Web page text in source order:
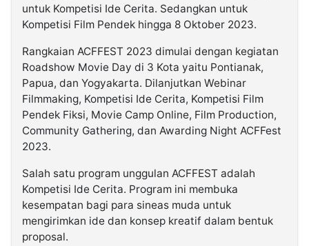
untuk Kompetisi Ide Cerita. Sedangkan untuk
Kompetisi Film Pendek hingga 8 Oktober 2023.
Rangkaian ACFFEST 2023 dimulai dengan kegiatan
Roadshow Movie Day di 3 Kota yaitu Pontianak,
Papua, dan Yogyakarta. Dilanjutkan Webinar
Filmmaking, Kompetisi Ide Cerita, Kompetisi Film
Pendek Fiksi, Movie Camp Online, Film Production,
Community Gathering, dan Awarding Night ACFFest
2023.
Salah satu program unggulan ACFFEST adalah
Kompetisi Ide Cerita. Program ini membuka
kesempatan bagi para sineas muda untuk
mengirimkan ide dan konsep kreatif dalam bentuk
proposal.